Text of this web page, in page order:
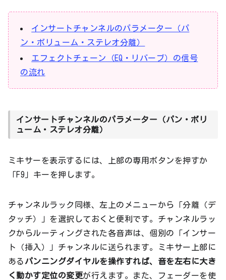
インサートチャンネルのパラメーター（パ
ン・ボリューム・ステレオ分離）
エフェクトチェーン（EQ・リバーブ）の信号
の流れ
インサートチャンネルのパラメーター（パン・ボリ
ューム・ステレオ分離）
ミキサーを表示するには、上部の専用ボタンを押すか
「F9」キーを押します。
チャンネルラック同様、左上のメニューから「分離（デ
タッチ）」を選択しておくと便利です。チャンネルラッ
クからルーティングされた各音声は、個別の「インサー
ト（挿入）」チャンネルに送られます。ミキサー上部に
ある パンニングダイヤルを操作すれば、音を左右に大き
く動かす定位の変更が行えます。また、フェーダーを使